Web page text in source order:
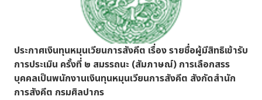
สมุดแห่งชาติรัชมังคลาภิเษก จันทบุรี แหล่งข้อมูลอ้างอิง กรม
ทรัพยากรธรณี. การจำแนกเขตเพื่อการจัดการด้านธรณีวิทยาและ
ทรัพยากรธรณี จังหวัดจันทบุรี. กรุงเทพฯ: กรม, 2554. จันทบุรี.
กรุงเทพฯ: สารคดี, 2538. นิติพัฒน์ บุญชู. ย้อนดูอุตสาหกรรม
พลอยในจันทบุรี เหตุใดจึงได้ชื่อว่า “เมืองแห่งอัญมณี”.
[ออนไลน์]. สืบค้นเมื่อ 29 กันยายน 2568,
จาก https://www.silpa-
ประกาศเงินทุนหมุนเวียนการสังคีต เรื่อง รายชื่อผู้มีสิทธิเข้ารับ
การประเมิน ครั้งที่ ๒ สมรรถนะ (สัมภาษณ์) การเลือกสรร
บุคคลเป็นพนักงานเงินทุนหมุนเวียนการสังคีต สังกัดสำนัก
การสังคีต กรมศิลปากร